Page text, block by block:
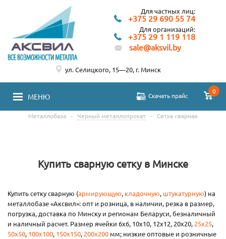
Для частных лиц:
+375 29 690 55 74
Для организаций:
+375 29 1 119 118
sale@aksvil.by
МЕНЮ Скачать прайс
0
ул. Селицкого, 15—20, г. Минск
Металлобаза - Черный металлопрокат - Сетка сварная
Купить сварную сетку в Минске
Купить сетку сварную (армирующую, кладочную, штукатурную) на
металлобазе «Аксвил»: опт и розница, в наличии, резка в размер,
погрузка, доставка по Минску и регионам Беларуси, безналичный
и наличный расчет. Размер ячейки 6х6, 10х10, 12х12, 20х20, 25х25,
50х50, 100х100, 150х150, 200х200 мм; низкие оптовые и розничные